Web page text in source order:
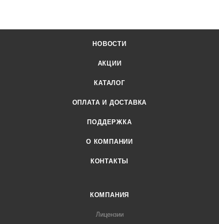
НОВОСТИ
АКЦИИ
КАТАЛОГ
ОПЛАТА И ДОСТАВКА
ПОДДЕРЖКА
О КОМПАНИИ
КОНТАКТЫ
КОМПАНИЯ
Лицензии